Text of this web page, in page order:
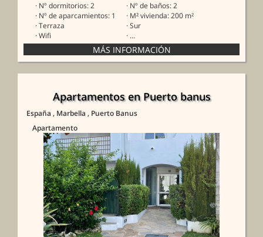
· Nº dormitorios: 2
· Nº de baños: 2
· Nº de aparcamientos: 1
· M² vivienda: 200 m²
· Terraza
· Sur
· Wifi
· ...
Apartamentos en Puerto banus
España , Marbella , Puerto Banus
Apartamento